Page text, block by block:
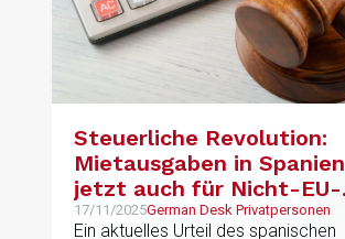
Steuerliche Revolution:
Mietausgaben in Spanien
jetzt auch für Nicht-EU-
Ansässige absetzbar!
17/11/2025German Desk Privatpersonen
Ein aktuelles Urteil des spanischen